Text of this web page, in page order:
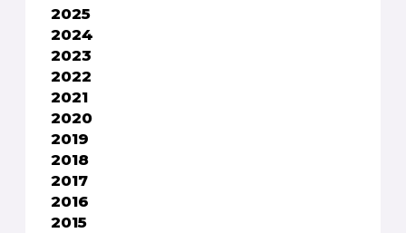
2025
2024
2023
2022
2021
2020
2019
2018
2017
2016
2015